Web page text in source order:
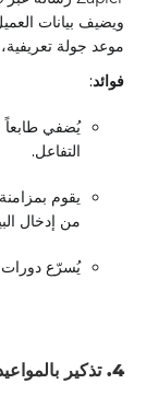
موعد جولة تعريفية،
فوائد:
يُضفي
التفاعل.
يقوم
من إدخال
يُسرّع دورات
4. تذكير بالمواعيد والفعاليات